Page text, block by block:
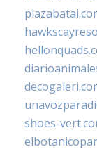
shoes-